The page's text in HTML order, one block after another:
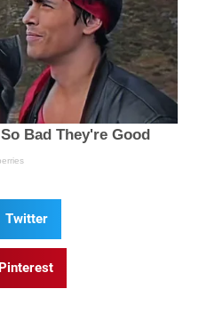
Twitter
Pinterest